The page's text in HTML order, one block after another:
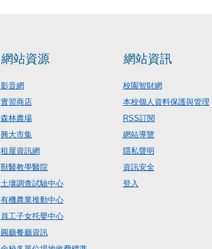
網站資源
影音網
實習商店
森林農場
興大市集
租屋資訊網
獸醫教學醫院
土壤調查試驗中心
有機農業推動中心
員工子女托嬰中心
圓廳餐廳資訊
網站資訊
校園智財網
本校個人資料保護與管理
RSS訂閱
網站導覽
隱私聲明
資訊安全
登入